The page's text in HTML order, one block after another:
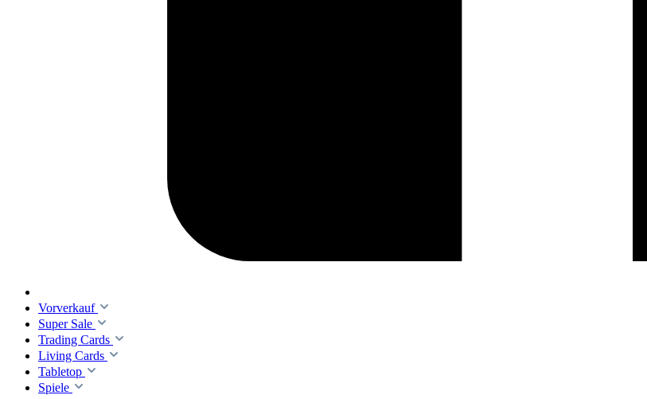
Vorverkauf
Super Sale
Trading Cards
Living Cards
Tabletop
Spiele